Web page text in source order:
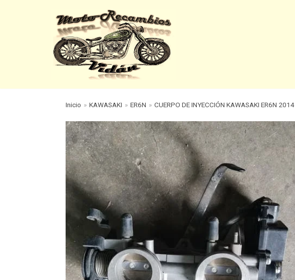
Inicio » KAWASAKI » ER6N » CUERPO DE INYECCIÓN KAWASAKI ER6N 2014